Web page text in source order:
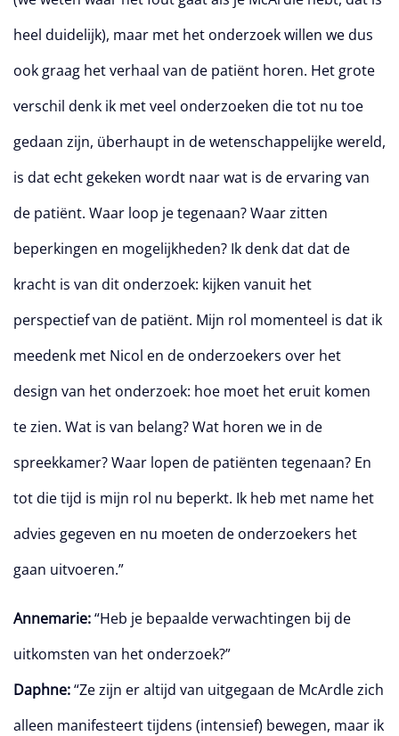
heel duidelijk), maar met het onderzoek willen we dus
ook graag het verhaal van de patiënt horen. Het grote
verschil denk ik met veel onderzoeken die tot nu toe
gedaan zijn, überhaupt in de wetenschappelijke wereld,
is dat echt gekeken wordt naar wat is de ervaring van
de patiënt. Waar loop je tegenaan? Waar zitten
beperkingen en mogelijkheden? Ik denk dat dat de
kracht is van dit onderzoek: kijken vanuit het
perspectief van de patiënt. Mijn rol momenteel is dat ik
meedenk met Nicol en de onderzoekers over het
design van het onderzoek: hoe moet het eruit komen
te zien. Wat is van belang? Wat horen we in de
spreekkamer? Waar lopen de patiënten tegenaan? En
tot die tijd is mijn rol nu beperkt. Ik heb met name het
advies gegeven en nu moeten de onderzoekers het
gaan uitvoeren.”
Annemarie:“Heb je bepaalde verwachtingen bij de
uitkomsten van het onderzoek?”
Daphne:“Ze zijn er altijd van uitgegaan de McArdle zich
alleen manifesteert tijdens (intensief) bewegen, maar ik